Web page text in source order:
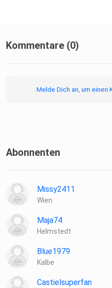
Kommentare (0)
Melde Dich an, um einen
Abonnenten
Missy2411
Wien
Maja74
Helmstedt
Blue1979
Kalbe
Castielsuperfan